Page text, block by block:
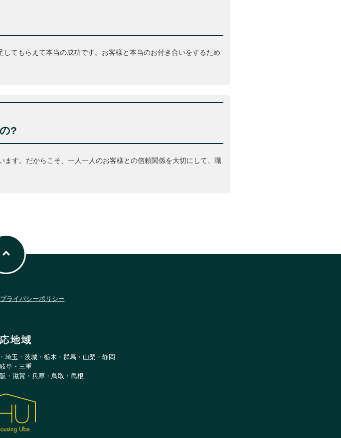
てもらえて本当の成功です。お客様と本当のお付き合いをするため
?
す。だからこそ、一人一人のお客様との信頼関係を大切にして、職
プライバシーポリシー
埼玉・茨城・栃木・群馬・山梨・静岡
阜・三重
・滋賀・兵庫・鳥取・島根